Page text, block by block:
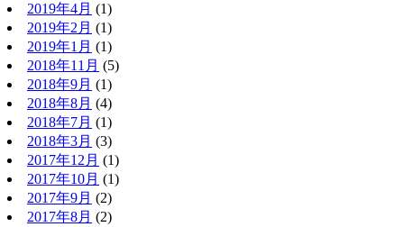
2019年4月 (1)
2019年2月 (1)
2019年1月 (1)
2018年11月 (5)
2018年9月 (1)
2018年8月 (4)
2018年7月 (1)
2018年3月 (3)
2017年12月 (1)
2017年10月 (1)
2017年9月 (2)
2017年8月 (2)